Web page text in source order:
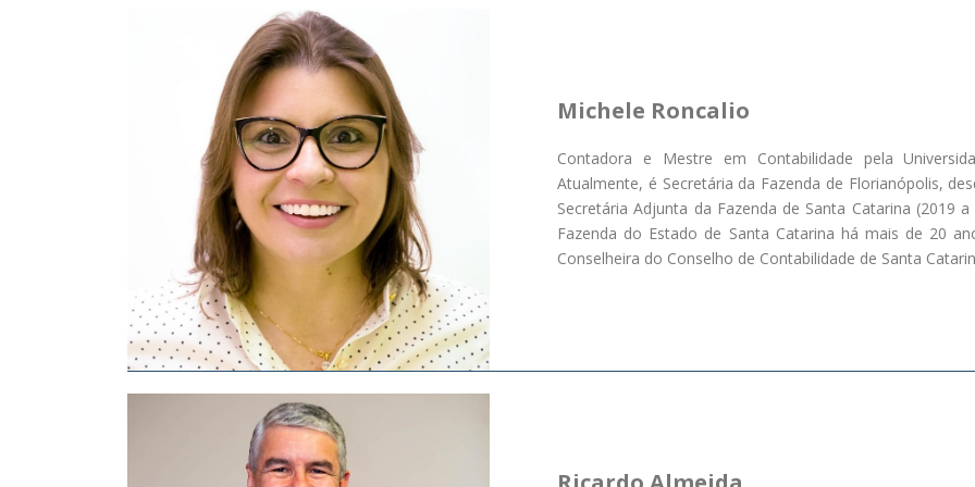
Michele Roncalio
Contadora e Mestre em Contabilidade pela
Atualmente, é Secretária da Fazenda de Florianópolis,
Secretária Adjunta da Fazenda de Santa Catarina (2019
Fazenda do Estado de Santa Catarina há mais de 20
Conselheira do Conselho de Contabilidade de Santa